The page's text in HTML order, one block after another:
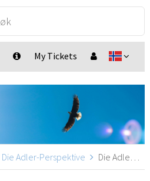
My Tickets
Die Adler-Perspektive Die Adler-Perspektive, Hamburg